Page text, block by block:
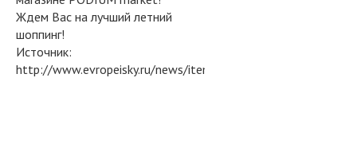
Ждем Вас на лучший летний
шоппинг!
Источник:
http://www.evropeisky.ru/news/item/9627/